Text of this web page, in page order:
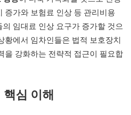
증가와 보험료 인상 등 관리비용
임대료 인상 요구가 증가할 것으
황에서 임차인들은 법적 보호장치
을 강화하는 전략적 접근이 필요합
심 이해